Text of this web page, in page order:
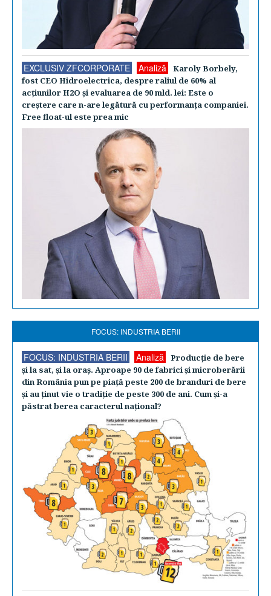
EXCLUSIV ZFCORPORATE Analiză
Karoly Borbely,
fost CEO Hidroelectrica, despre raliul de 60% al
acţiunilor H2O şi evaluarea de 90 mld. lei: Este o
creştere care n-are legătură cu performanţa companiei.
Free float-ul este prea mic
FOCUS: INDUSTRIA BERII
FOCUS: INDUSTRIA BERII Analiză
Producţie de bere
şi la sat, şi la oraş. Aproape 90 de fabrici şi microberării
din România pun pe piaţă peste 200 de branduri de bere
şi au ţinut vie o tradiţie de peste 300 de ani. Cum şi-a
păstrat berea caracterul naţional?